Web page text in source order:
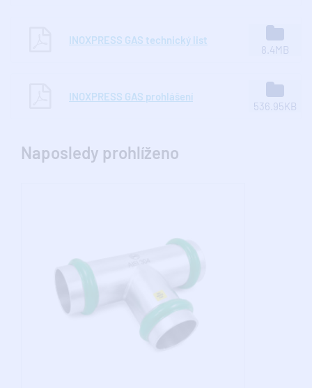
INOXPRESS GAS technický list
8.4MB
INOXPRESS GAS prohlášení
536.95KB
Naposledy prohlíženo